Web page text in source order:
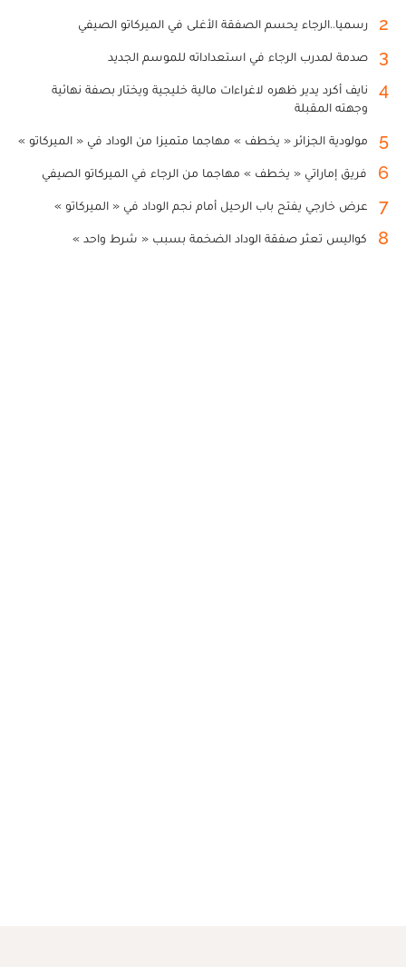
2 رسميا..الرجاء يحسم الصفقة الأغلى في الميركاتو الصيفي
3 صدمة لمدرب الرجاء في استعداداته للموسم الجديد
4
نايف أكرد يدير ظهره لاغراءات مالية خليجية ويختار بصفة نهائية
وجهته المقبلة
5 مولودية الجزائر « يخطف » مهاجما متميزا من الوداد في « الميركاتو »
6 فريق إماراتي « يخطف » مهاجما من الرجاء في الميركاتو الصيفي
7 عرض خارجي يفتح باب الرحيل أمام نجم الوداد في « الميركاتو »
8 كواليس تعثر صفقة الوداد الضخمة بسبب « شرط واحد »